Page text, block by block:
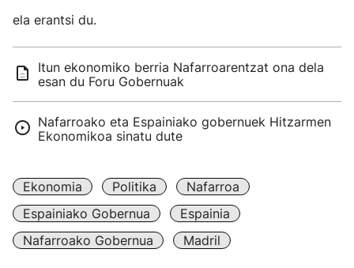
ela erantsi du.
Itun ekonomiko berria Nafarroarentzat ona dela
esan du Foru Gobernuak
Nafarroako eta Espainiako gobernuek Hitzarmen
Ekonomikoa sinatu dute
Ekonomia Politika
Nafarroa
Espainiako Gobernua
Espainia
Nafarroako Gobernua
Madril